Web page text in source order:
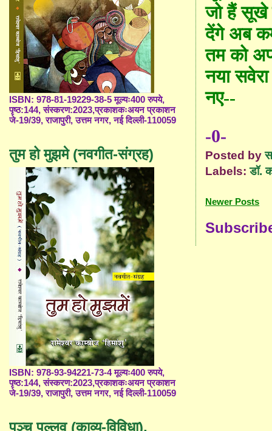
जो हैं सूखे
देंगे अब
तम को
नया
नए--
-0-
Posted by
Labels:डॉ.
Newer Posts
ISBN: 978-81-19229-38-5 मूल्यः400 रुपये,
पृष्ठ:144, संस्करण:2023,प्रकाशकःअयन प्रकाशन
जे-19/39, राजापुरी, उत्तम नगर, नई दिल्ली-110059
तुम हो मुझमे (नवगीत-संग्रह)
ISBN: 978-93-94221-73-4 मूल्यः400 रुपये,
पृष्ठ:144, संस्करण:2023,प्रकाशकःअयन प्रकाशन
जे-19/39, राजापुरी, उत्तम नगर, नई दिल्ली-110059
पञ्च पल्लव (काव्य-विविधा),